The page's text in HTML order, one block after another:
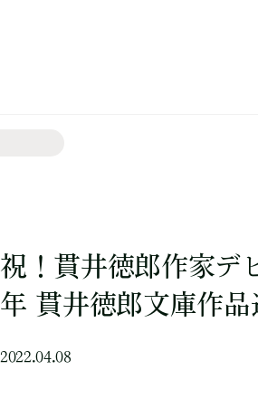
祝！貫井徳郎作家デ
年 貫井徳郎文庫作品
2022.04.08